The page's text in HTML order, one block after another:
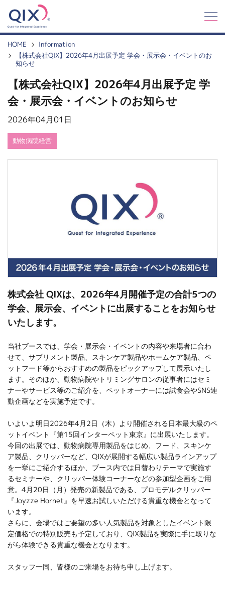
Q
X
HOME
Information
【株式会社QIX】2026年4月出展予定 学会・展示会・イベントのお
知らせ
【株式会社QIX】2026年4月出展予定 学
会・展示会・イベントのお知らせ
2026年04月01日
動物病院経営
株式会社 QIXは、2026年4月開催予定の合計5つの
学会、展示会、イベントに出展することをお知らせ
いたします。
当社ブースでは、学会・展示会・イベントの内容や来場者に合わ
せて、サプリメント製品、スキンケア製品やホームケア製品、ペ
ットフード等からおすすめの製品をピックアップして展示いたし
ます。そのほか、動物病院やトリミングサロンの従事者にはセミ
ナーやサービス等のご紹介を、ペットオーナーには試食会やSNS連
動企画などを実施予定です。
いよいよ明日2026年4月2日（木）より開催される日本最大級のペ
ットイベント『第15回インターペット東京』に出展いたします。
今回の出展では、動物病院専用製品をはじめ、フード、スキンケ
ア製品、クリッパーなど、QIXが展開する幅広い製品ラインアップ
を一挙にご紹介するほか、ブース内では日替わりテーマで実施す
るセミナーや、クリッパー体験コーナーなどの参加型企画をご用
意。4月20日（月）発売の新製品である、プロモデルクリッパー
『Joyzze Hornet』を早速お試しいただける貴重な機会となって
います。
さらに、会場ではご要望の多い人気製品を対象としたイベント限
定価格での特別販売も予定しており、QIX製品を実際に手に取りな
がら体験できる貴重な機会となります。
スタッフ一同、皆様のご来場をお待ち申し上げます。